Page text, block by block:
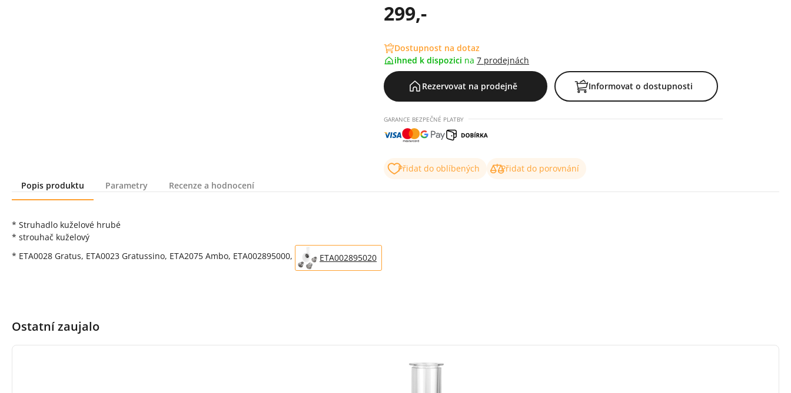
299,-
Dostupnost na dotaz
ihned k dispozici na 7 prodejnách
Rezervovat na prodejně Informovat o dostupnosti
GARANCE BEZPEČNÉ PLATBY
Přidat do oblíbených
Přidat do porovnání
Popis produktu
Parametry Recenze a hodnocení
* Struhadlo kuželové hrubé
* strouhač kuželový
* ETA0028 Gratus, ETA0023 Gratussino, ETA2075 Ambo, ETA002895000,
ETA002895020
Ostatní zaujalo